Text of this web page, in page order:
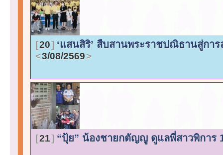
20 ‘แสนสิริ’ สืบสานพระราชปณิธานสู่กา
3/08/2569
21 “ปุ้ย” น้องชายกตัญญู ดูแลพี่สาวพิการ